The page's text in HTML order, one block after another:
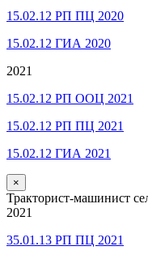
15.02.12 РП ПЦ 2020
15.02.12 ГИА 2020
2021
15.02.12 РП ООЦ 2021
15.02.12 РП ПЦ 2021
15.02.12 ГИА 2021
×
Тракторист-машинист
2021
35.01.13 РП ПЦ 2021